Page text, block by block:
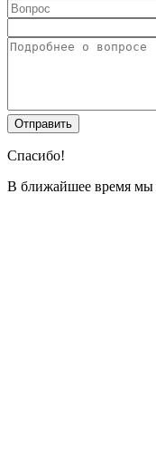
Спасибо!
В ближайшее время